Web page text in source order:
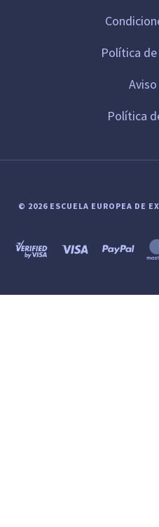
Política
Política
© 2026 ESCUELA EUROPEA DE